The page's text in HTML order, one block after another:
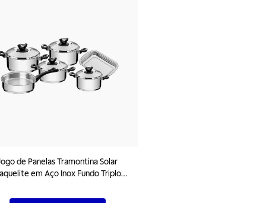
de Panelas Tramontina Solar
em Aço Inox Fundo Triplo
Peças